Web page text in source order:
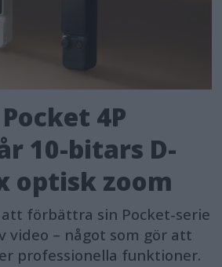
4P
10-bitars D-
optisk zoom
förbättra sin Pocket-serie
video – något som gör att
professionella funktioner.